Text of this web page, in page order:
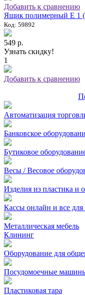
Добавить к сравнению
Ящик полимерный E 1
Код: 59892
549 р.
Узнать скидку!
1
Добавить к сравнению
Автоматизация
Банковское
Бутиковое
Весы / Весовое
Изделия из пластика и
Кассы онлайн и все для
Металлическая мебель
Клининг
Оборудование для
Посудомоечные
Пластиковая тара